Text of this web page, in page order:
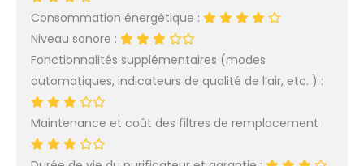
mètres carrés en 12
minutes (CADR
240m³/h) , convient aux
chambres, salons,
petites pièces, cusines,
𝑪𝒐𝒏𝒕𝒓ô𝒍𝒆𝒛 𝑽𝒐𝒕𝒓𝒆 𝑨𝒑𝒑𝒂𝒓𝒆𝒊𝒍 à
𝑻𝒐𝒖𝒕 𝑴𝒐𝒎𝒆𝒏𝒕, 𝑵'𝒊𝒎𝒑𝒐𝒓𝒕𝒆 𝒐ù:
Consommation énergétique :
Niveau sonore :
Fonctionnalités supplémentaires (modes
automatiques, indicateurs de qualité de l’air, etc. ) :
Maintenance et coût des filtres de remplacement :